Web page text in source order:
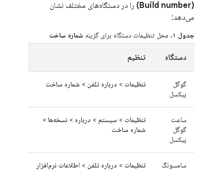
(Build number)
را در دستگاه‌های مختلف نشان
می‌دهد:
جدول ۱. محل تنظیمات دستگاه برای گزینه شماره ساخت
دستگاه تنظیم
گوگل
پیکسل
تنظیمات > درباره تلفن > شماره ساخت
ساعت
گوگل
پیکسل
تنظیمات > سیستم > درباره > نسخه‌ها >
شماره ساخت
سامسونگ
تنظیمات > درباره تلفن > اطلاعات نرم‌افزار